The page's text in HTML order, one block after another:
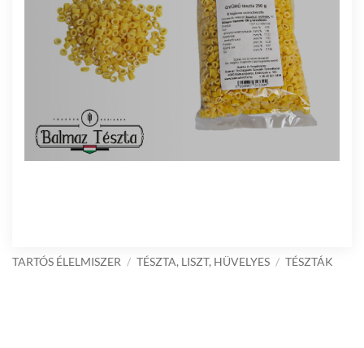
TARTÓS ÉLELMISZER / TÉSZTA, LISZT, HÜVELYES / TÉSZTÁK